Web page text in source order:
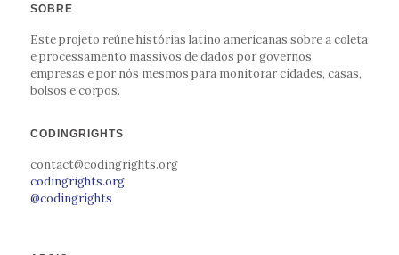
SOBRE
Este projeto reúne histórias latino americanas sobre a coleta
e processamento massivos de dados por governos,
empresas e por nós mesmos para monitorar cidades, casas,
bolsos e corpos.
CODINGRIGHTS
contact@codingrights.org
codingrights.org
@codingrights